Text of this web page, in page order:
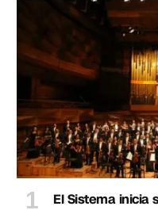
El Sistema inicia